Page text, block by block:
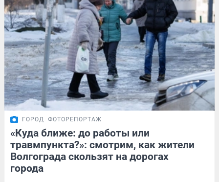
ГОРОД ФОТОРЕПОРТАЖ
«Куда ближе: до работы или
травмпункта?»: смотрим, как жители
Волгограда скользят на дорогах
города